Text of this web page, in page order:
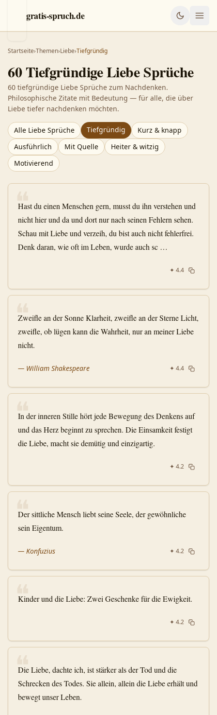
gratis-spruch.de
Startseite›Themen›Liebe›Tiefgründig
60 TiefgründigeLiebeSprüche
60 tiefgründige Liebe Sprüche zum Nachdenken.
Philosophische Zitate mit Bedeutung — für alle, die über
Liebe tiefer nachdenken möchten.
Alle Liebe Sprüche Tiefgründig
Kurz & knapp
Ausführlich
Mit Quelle
Heiter & witzig
Motivierend
❝
Hast du einen Menschen gern, musst du ihn verstehen und
nicht hier und da und dort nur nach seinen Fehlern sehen.
Schau mit Liebe und verzeih, du bist auch nicht fehlerfrei.
Denk daran, wie oft im Leben, wurde auch sc …
✦ 4.4
❝
Zweifle an der Sonne Klarheit, zweifle an der Sterne Licht,
zweifle, ob lügen kann die Wahrheit, nur an meiner Liebe
nicht.
— William Shakespeare ✦ 4.4
❝
In der inneren Stille hört jede Bewegung des Denkens auf
und das Herz beginnt zu sprechen. Die Einsamkeit festigt
die Liebe, macht sie demütig und einzigartig.
✦ 4.2
❝
Der sittliche Mensch liebt seine Seele, der gewöhnliche
sein Eigentum.
— Konfuzius ✦ 4.2
❝
Kinder und die Liebe: Zwei Geschenke für die Ewigkeit.
✦ 4.2
❝
Die Liebe, dachte ich, ist stärker als der Tod und die
Schrecken des Todes. Sie allein, allein die Liebe erhält und
bewegt unser Leben.